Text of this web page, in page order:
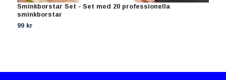
Sminkborstar Set - Set med 20 professionella
sminkborstar
99 kr